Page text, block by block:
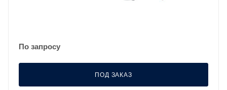
По запросу
ПОД ЗАКАЗ